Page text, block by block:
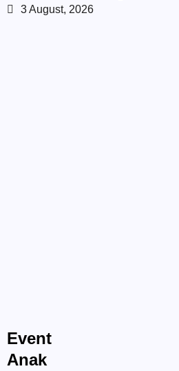
3 August, 2026
Event
Anak